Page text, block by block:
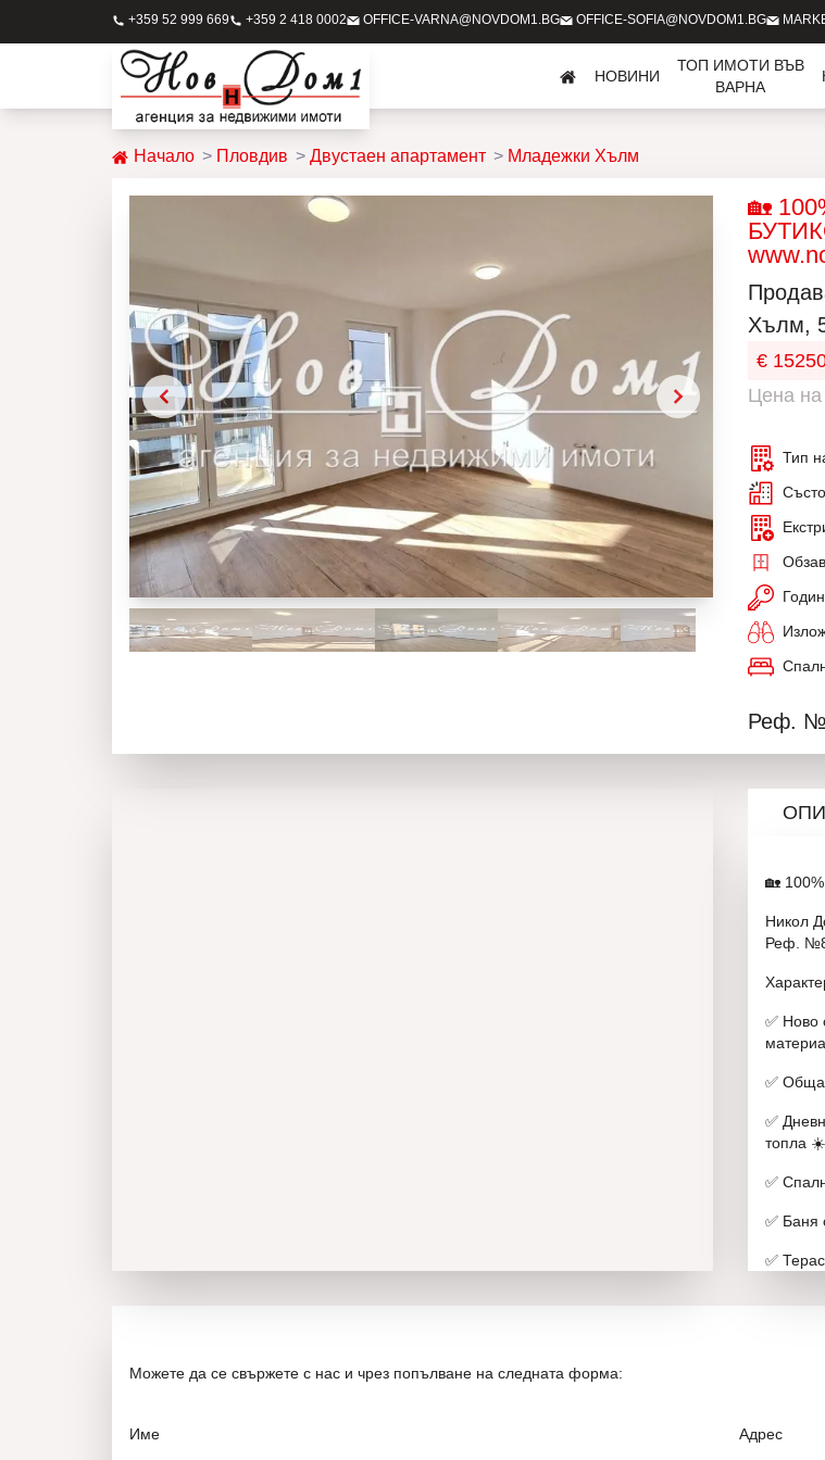
+359 52 999 669 +359 2 418 0002 OFFICE-VARNA@NOVDOM1.BG OFFICE-SOFIA@NOVDOM1.BG
НОВИНИ
ТОП ИМОТИ ВЪВ
ВАРНА
Начало Пловдив Двустаен апартамент Младежки Хълм
🏡
Хълм,
€
Цена на
Тип
Реф.
🏡
Никол
Реф.
✅ Ново
✅
✅
топла ☀️
✅
✅ Баня
✅
🔨
Можете да се свържете с нас и чрез попълване на следната форма:
Име Адрес